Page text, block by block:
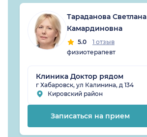
Тараданова Светлана
Камардиновна
5.0
1 отзыв
физиотерапевт
Клиника Доктор рядом
г Хабаровск, ул Калинина, д 134
Кировский район
Записаться на прием